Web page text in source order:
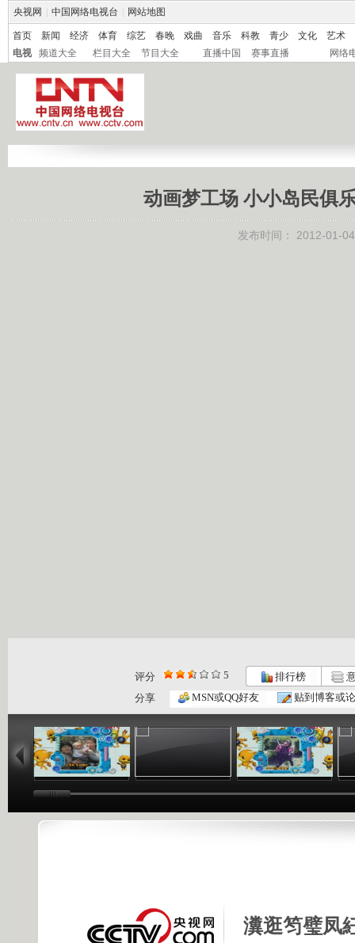
央视网 中国网络电视台 网站地图
首页 新闻 经济 体育 综艺 春晚 戏曲 音乐 科教 青少 文化
艺术
电视
频道大全 栏目大全 节目大全 直播中国 赛事直播 网络
动画梦工场 小小岛民俱
发布时间： 2012-01-
评分 5 排行榜
分享
MSN或QQ好友 贴到博客或
02:44
动画梦工场...
02:50
动画梦工场...
02:48
瀵逛笉璧凤